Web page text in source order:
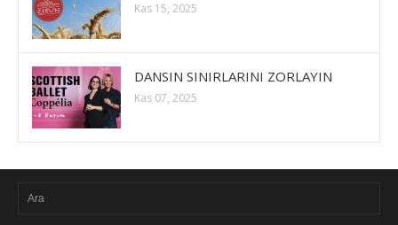
Kas 15, 2025
DANSIN SINIRLARINI ZORLAYIN
Kas 07, 2025